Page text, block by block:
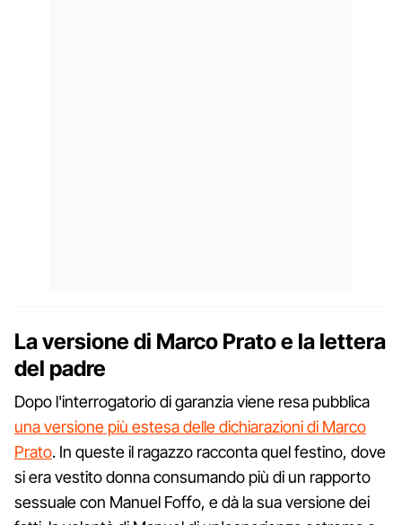
La versione di Marco Prato e la lettera
del padre
Dopo l'interrogatorio di garanzia viene resa pubblica
una versione più estesa delle dichiarazioni di Marco
Prato. In queste il ragazzo racconta quel festino, dove
si era vestito donna consumando più di un rapporto
sessuale con Manuel Foffo, e dà la sua versione dei